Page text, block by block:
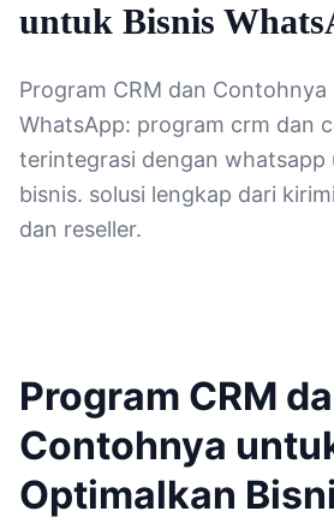
untuk Bisnis
Program CRM dan Contohnya
WhatsApp: program crm dan
terintegrasi dengan whatsapp
bisnis. solusi lengkap dari
dan reseller.
Program CRM
Contohnya
Optimalkan